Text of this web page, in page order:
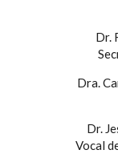
Dr.
Dra.
Dr.
Vocal